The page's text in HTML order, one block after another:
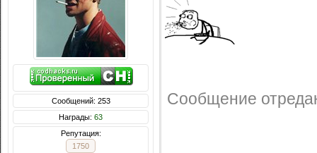
Сообщений: 253
Награды: 63
Репутация:
1750
Сообщение